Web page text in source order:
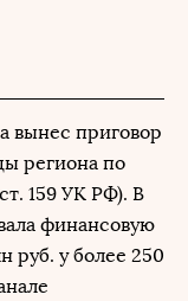
вынес приговор
региона по
159 УК РФ). В
финансовую
руб. у более 250